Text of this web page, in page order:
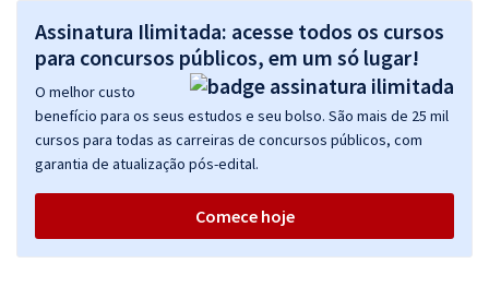
Assinatura Ilimitada: acesse todos os cursos
para concursos públicos, em um só lugar!
O melhor custo
benefício para os seus estudos e seu bolso. São mais de 25 mil
cursos para todas as carreiras de concursos públicos, com
garantia de atualização pós-edital.
Comece hoje